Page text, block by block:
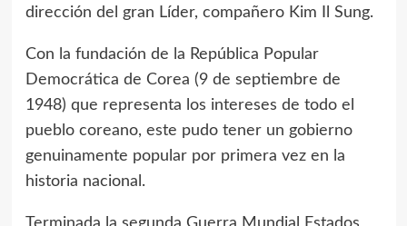
dirección del gran Líder, compañero Kim Il Sung.
Con la fundación de la República Popular
Democrática de Corea (9 de septiembre de
1948) que representa los intereses de todo el
pueblo coreano, este pudo tener un gobierno
genuinamente popular por primera vez en la
historia nacional.